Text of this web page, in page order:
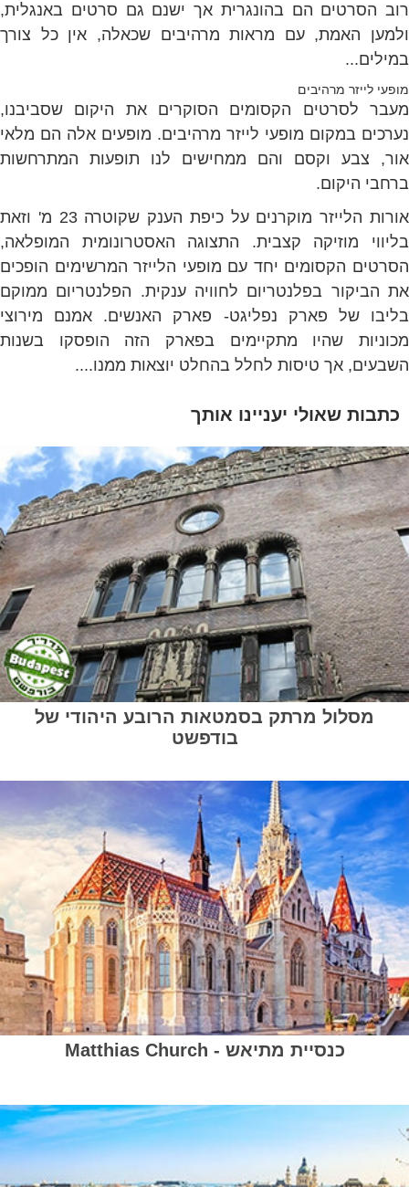
רוב הסרטים הם בהונגרית אך ישנם גם סרטים באנגלית,
ולמען האמת, עם מראות מרהיבים שכאלה, אין כל צורך
במילים...
מופעי לייזר מרהיבים
מעבר לסרטים הקסומים הסוקרים את היקום שסביבנו,
נערכים במקום מופעי לייזר מרהיבים. מופעים אלה הם מלאי
אור, צבע וקסם והם ממחישים לנו תופעות המתרחשות
ברחבי היקום.
אורות הלייזר מוקרנים על כיפת הענק שקוטרה 23 מ' וזאת
בליווי מוזיקה קצבית. התצוגה האסטרונומית המופלאה,
הסרטים הקסומים יחד עם מופעי הלייזר המרשימים הופכים
את הביקור בפלנטריום לחוויה ענקית. הפלנטריום ממוקם
בליבו של פארק נפליגט- פארק האנשים. אמנם מירוצי
מכוניות שהיו מתקיימים בפארק הזה הופסקו בשנות
השבעים, אך טיסות לחלל בהחלט יוצאות ממנו....
כתבות שאולי יעניינו אותך
מסלול מרתק בסמטאות הרובע היהודי של
בודפשט
כנסיית מתיאש - Matthias Church